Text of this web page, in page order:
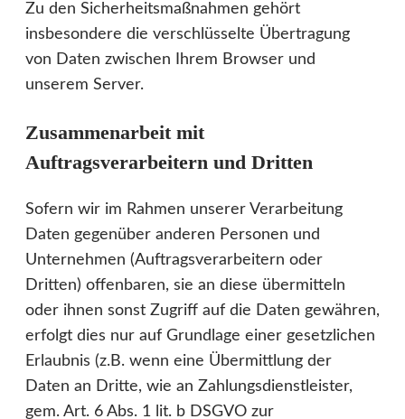
Zu den Sicherheitsmaßnahmen gehört
insbesondere die verschlüsselte Übertragung
von Daten zwischen Ihrem Browser und
unserem Server.
Zusammenarbeit mit
Auftragsverarbeitern und Dritten
Sofern wir im Rahmen unserer Verarbeitung
Daten gegenüber anderen Personen und
Unternehmen (Auftragsverarbeitern oder
Dritten) offenbaren, sie an diese übermitteln
oder ihnen sonst Zugriff auf die Daten gewähren,
erfolgt dies nur auf Grundlage einer gesetzlichen
Erlaubnis (z.B. wenn eine Übermittlung der
Daten an Dritte, wie an Zahlungsdienstleister,
gem. Art. 6 Abs. 1 lit. b DSGVO zur